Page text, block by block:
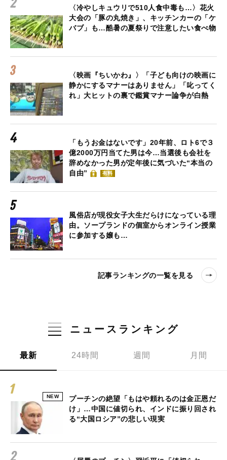
〈冷やしキュウリで510人食中毒も…〉花火
大会の「豚の丸焼き」、キッチンカーの「ケ
バブ」も…酷暑の夏祭りで注意したい食べ物
〈映画『ちいかわ』〉「子ども向けの映画に
静かにするマナーはありません」「叱ってく
れ」大ヒットの裏で鑑賞マナー論争が白熱
「もうお金はないです」20年前、ロト6で３
億2000万円当てた男は今…当選後も会社を
辞めなかった男が定年後に気づいた“本当の
自由”
有料
風俗店が現役女子大生だらけになっている理
由。ソープランドの個室からオンライン授業
に参加する嬢も…
記事ランキングの一覧を見る
ニュースランキング
最新 24時間 週間 月間
NEW
プーチンの絶望「もはや頼れるのは金正恩だ
け」…中国に値切られ、インドに振り回され
る“大国ロシア”の悲しい現実